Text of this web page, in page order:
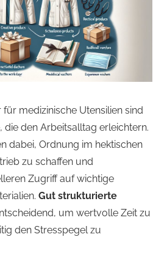
für medizinische Utensilien sind
die den Arbeitsalltag erleichtern.
dabei, Ordnung im hektischen
zu schaffen und
Zugriff auf wichtige
Gut strukturierte
um wertvolle Zeit zu
den Stresspegel zu